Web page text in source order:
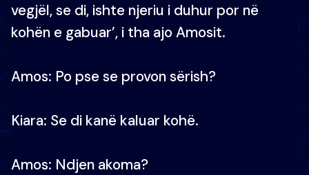
vegjël, se di, ishte njeriu i duhur por në
kohën e gabuar’, i tha ajo Amosit.
Amos: Po pse se provon sërish?
Kiara: Se di kanë kaluar kohë.
Amos: Ndjen akoma?